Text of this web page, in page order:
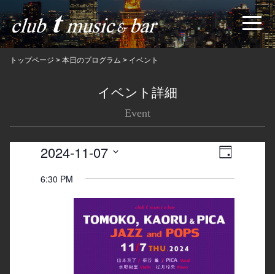
トップページ > 本日のプログラム > イベント
イベント詳細
Event
Views
Event
日
2024-11-07
date.
6:30 PM